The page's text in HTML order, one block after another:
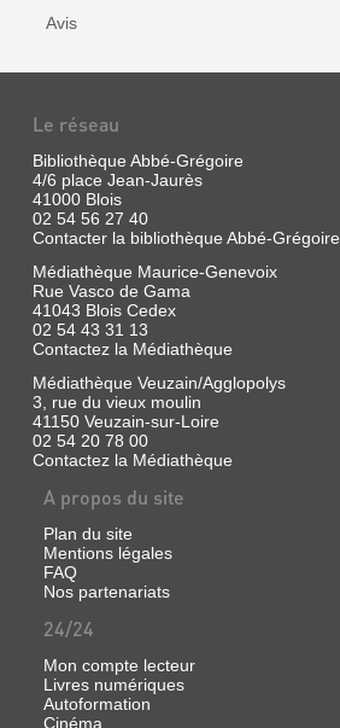
Avis
Le réseau
Bibliothèque Abbé-Grégoire
4/6 place Jean-Jaurès
41000 Blois
02 54 56 27 40
Contacter la bibliothèque Abbé-Grégoire
Médiathèque Maurice-Genevoix
Rue Vasco de Gama
41043 Blois Cedex
02 54 43 31 13
Contactez la Médiathèque
Médiathèque Veuzain/Agglopolys
3, rue du vieux moulin
41150 Veuzain-sur-Loire
02 54 20 78 00
Contactez la Médiathèque
A propos du site
Plan du site
Mentions légales
FAQ
Nos partenariats
24/24
Mon compte lecteur
Livres numériques
Autoformation
Cinéma